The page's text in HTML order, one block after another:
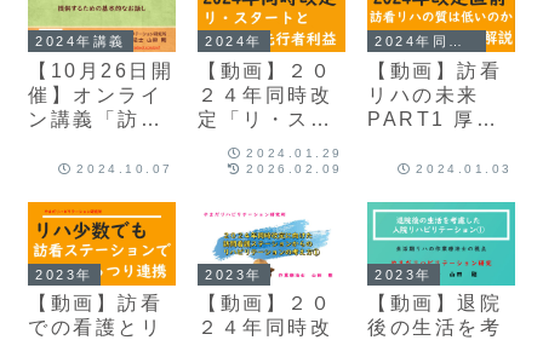
2024年講義
【10月26日開
催】オンライ
ン講義「訪問
ョンで看護師
リテーション
を提供するた
めの基本的な
お話し」
2024.10.07
2024年
【動画】２０
２４年同時改
定「リ・スタ
ートと先行者
利益」
2024.01.29
2026.02.09
【動画】訪看
リハの未来
PART1 厚労
み解く2024.01.03
2023年
【動画】訪看
での看護とリ
2023年
【動画】２０
２４年同時改
2023年
【動画】退院
後の生活を考